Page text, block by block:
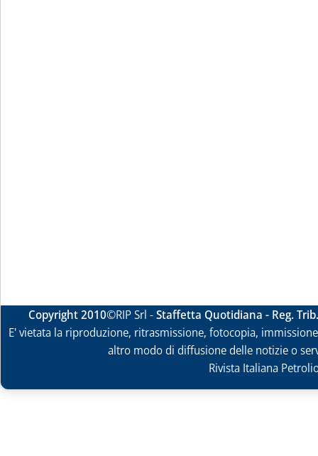
Copyright 2010©RIP Srl -Staffetta Quotidiana - Reg.
E' vietata la riproduzione, ritrasmissione, fotocopia,
altro modo di diffusione delle notizie o
Rivista Italiana